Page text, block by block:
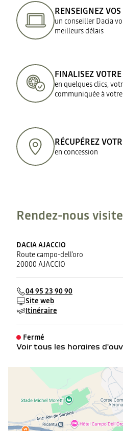
RENSEIGNEZ
un conseiller Dacia
meilleurs délais
FINALISEZ
en quelques clics,
communiquée à
RÉCUPÉREZ
en concession
Rendez-nous
DACIA AJACCIO
Route campo-dell'oro
20000 AJACCIO
04 95 23 90 90
Site web
Itinéraire
Fermé
Voir tous les horaires
mardi
mercredi
samedi
dimanche